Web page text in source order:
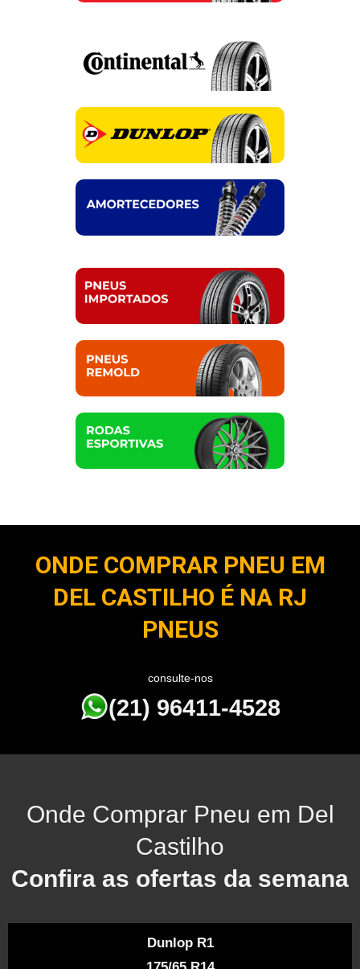
ONDE COMPRAR PNEU EM
DEL CASTILHO É NA RJ
PNEUS
consulte-nos
(21) 96411-4528
Onde Comprar Pneu em Del
Castilho
Confira as ofertas da semana
Dunlop R1